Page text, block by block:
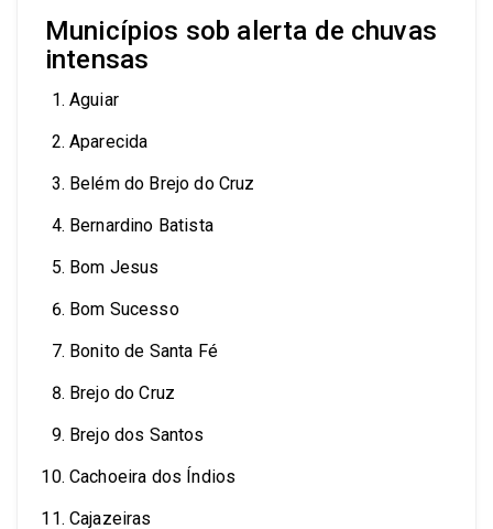
Municípios sob alerta de chuvas
intensas
Aguiar
Aparecida
Belém do Brejo do Cruz
Bernardino Batista
Bom Jesus
Bom Sucesso
Bonito de Santa Fé
Brejo do Cruz
Brejo dos Santos
Cachoeira dos Índios
Cajazeiras